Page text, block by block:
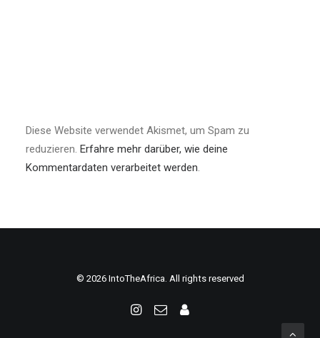
Diese Website verwendet Akismet, um Spam zu
reduzieren. Erfahre mehr darüber, wie deine
Kommentardaten verarbeitet werden.
© 2026 IntoTheAfrica. All rights reserved